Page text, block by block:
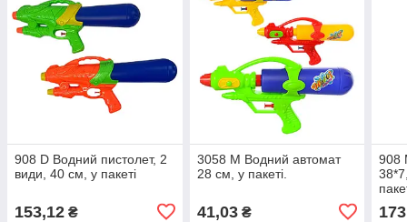
908 D Водний пистолет, 2
види, 40 см, у пакеті
153,12 ₴
3058 M Водний автомат
28 см, у пакеті.
41,03₴
908